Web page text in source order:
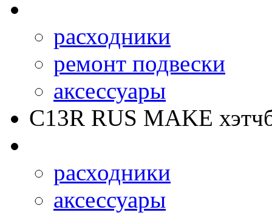
расходники
ремонт подвески
аксессуары
C13R RUS MAKE
расходники
аксессуары